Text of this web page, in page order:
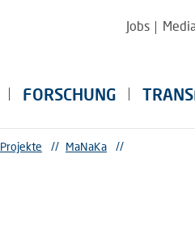
Jobs
FORSCHUNG
Projekte // MaNaKa //